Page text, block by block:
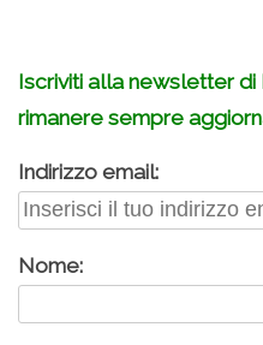
Iscriviti alla newsletter di
rimanere sempre
Indirizzo email:
Nome: